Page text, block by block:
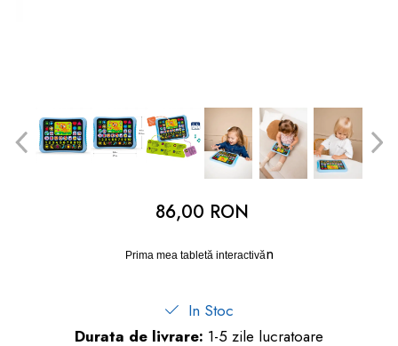
86,00 RON
Prima mea tabletă interactivăn
In Stoc
Durata de livrare: 1-5 zile lucratoare